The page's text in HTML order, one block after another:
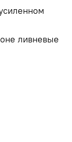
ливневые